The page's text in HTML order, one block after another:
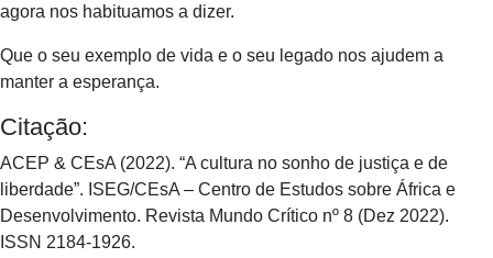
agora nos habituamos a dizer.
Que o seu exemplo de vida e o seu legado nos ajudem a
manter a esperança.
Citação:
ACEP & CEsA (2022). “A cultura no sonho de justiça e de
liberdade”. ISEG/CEsA – Centro de Estudos sobre África e
Desenvolvimento. Revista Mundo Crítico nº 8 (Dez 2022).
ISSN 2184-1926.